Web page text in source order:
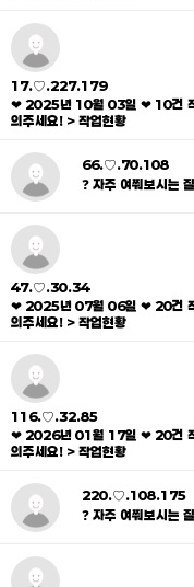
17.♡.227.179
❤ 2025년 10월 03일 ❤ 10건
의주세요! > 작업현황
66.♡.70.108
❓ 자주 여쭤보시는
47.♡.30.34
❤ 2025년 07월 06일 ❤ 20건
의주세요! > 작업현황
116.♡.32.85
❤ 2026년 01월 17일 ❤ 20건
의주세요! > 작업현황
220.♡.108.175
❓ 자주 여쭤보시는